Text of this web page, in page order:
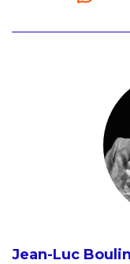
Jean-Luc Boulin